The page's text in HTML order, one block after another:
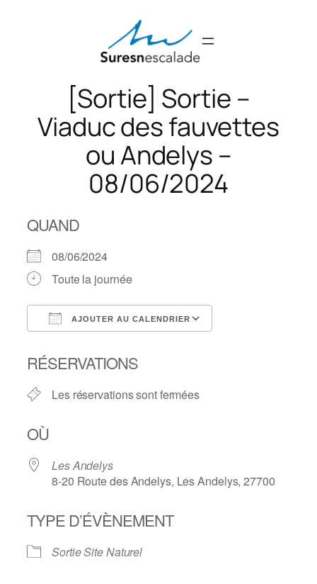
[Sortie] Sortie –
Viaduc des fauvettes
ou Andelys –
08/06/2024
QUAND
08/06/2024
Toute la journée
AJOUTER AU CALENDRIER
RÉSERVATIONS
Les réservations sont fermées
OÙ
Les Andelys
8-20 Route des Andelys, Les Andelys, 27700
TYPE D’ÉVÈNEMENT
Sortie Site Naturel